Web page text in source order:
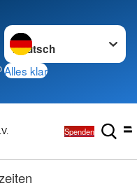
Sprache wechseln zu
Alles klar
Spenden